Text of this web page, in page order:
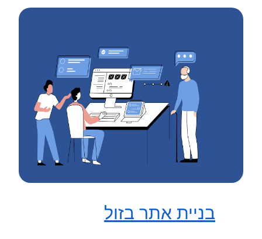
בניית אתר בזול